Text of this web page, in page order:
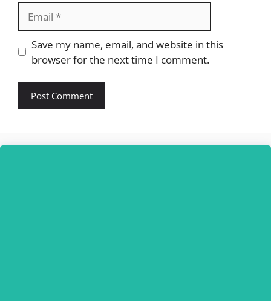
Website
Save my name, email, and website in this
browser for the next time I comment.